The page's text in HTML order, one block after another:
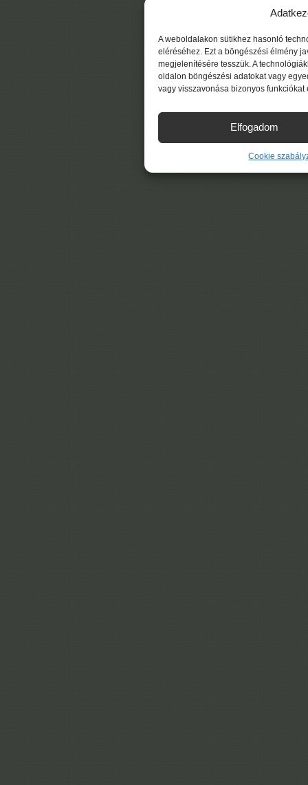
A weboldalakon sütikhez hasonló
eléréséhez. Ezt a böngészési élmény
megjelenítésére tesszük. A
oldalon böngészési adatokat vagy
vagy visszavonása bizonyos
Elfogadom
Cookie